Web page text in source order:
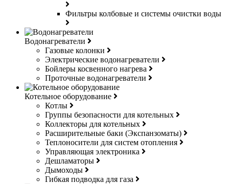
Фильтры колбовые и системы очистки воды
Водонагреватели
Газовые колонки
Электрические водонагреватели
Бойлеры косвенного нагрева
Проточные водонагреватели
Котельное оборудование
Котлы
Группы безопасности для котельных
Коллекторы для котельных
Расширительные баки (Экспанзоматы)
Теплоносители для систем отопления
Управляющая электроника
Дешламаторы
Дымоходы
Гибкая подводка для газа